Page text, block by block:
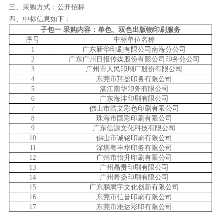
三、采购方式： 公开招标
四、中标信息如下：
子包一 采购内容 ： 单色、双色出版物印刷服务
序号
中标单位名称
1
广东新华印刷有限公司南海分公司
2
广东广州日报传媒股份有限公司印务分公司
3
广州市人民印刷厂股份有限公司
4
东莞市翔盈印务有限公司
5
湛江南华印务有限公司
6
广东海沣印刷有限公司
7
佛山市浩文彩色印刷有限公司
8
珠海市国彩印刷有限公司
9
广东信源文化科技有限公司
10
佛山市诚铭印刷有限公司
11
深圳粤丰华印务有限公司
12
广州市怡升印刷有限公司
13
广州晶贵印刷有限公司
14
广州希扬印刷有限公司
15
广东鹏腾宇文化创新有限公司
16
东莞市信誉印刷有限公司
17
东莞市雅达彩印有限公司